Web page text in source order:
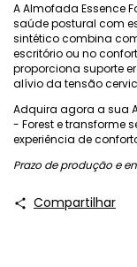
A Almofada Essence
saúde postural com
sintético combina
escritório ou no
proporciona suporte
alívio da tensão
Adquira agora a sua
- Forest e transforme
experiência de
Prazo de produção e
Compartilhar